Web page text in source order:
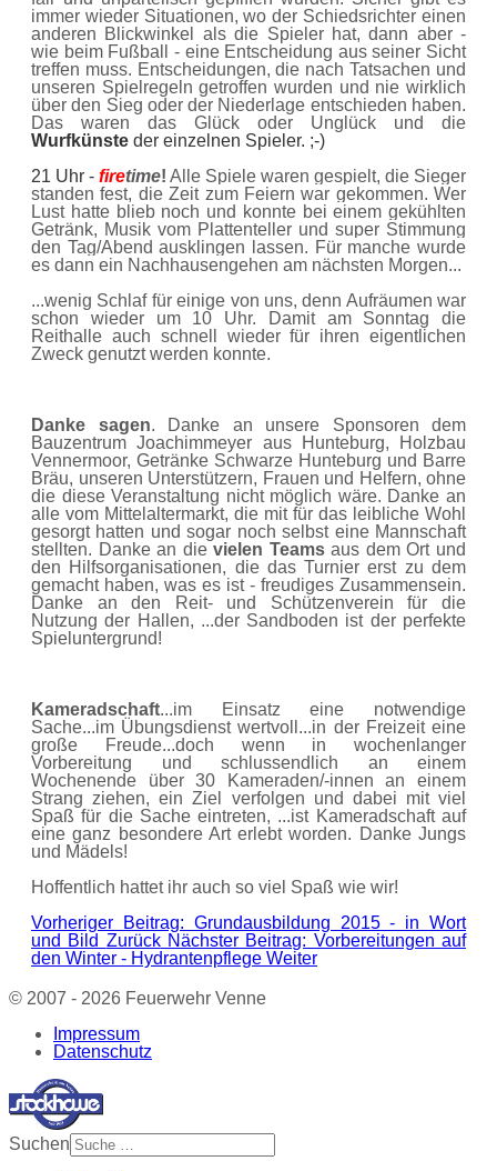
immer wieder Situationen, wo der Schiedsrichter einen
anderen Blickwinkel als die Spieler hat, dann aber -
wie beim Fußball - eine Entscheidung aus seiner Sicht
treffen muss. Entscheidungen, die nach Tatsachen und
unseren Spielregeln getroffen wurden und nie wirklich
über den Sieg oder der Niederlage entschieden haben.
Das waren das Glück oder Unglück und die
Wurfkünste der einzelnen Spieler. ;-)
21 Uhr - firetime! Alle Spiele waren gespielt, die Sieger
standen fest, die Zeit zum Feiern war gekommen. Wer
Lust hatte blieb noch und konnte bei einem gekühlten
Getränk, Musik vom Plattenteller und super Stimmung
den Tag/Abend ausklingen lassen. Für manche wurde
es dann ein Nachhausengehen am nächsten Morgen...
...wenig Schlaf für einige von uns, denn Aufräumen war
schon wieder um 10 Uhr. Damit am Sonntag die
Reithalle auch schnell wieder für ihren eigentlichen
Zweck genutzt werden konnte.
Danke sagen. Danke an unsere Sponsoren dem
Bauzentrum Joachimmeyer aus Hunteburg, Holzbau
Vennermoor, Getränke Schwarze Hunteburg und Barre
Bräu, unseren Unterstützern, Frauen und Helfern, ohne
die diese Veranstaltung nicht möglich wäre. Danke an
alle vom Mittelaltermarkt, die mit für das leibliche Wohl
gesorgt hatten und sogar noch selbst eine Mannschaft
stellten. Danke an dievielen Teamsaus dem Ort und
den Hilfsorganisationen, die das Turnier erst zu dem
gemacht haben, was es ist - freudiges Zusammensein.
Danke an den Reit- und Schützenverein für die
Nutzung der Hallen, ...der Sandboden ist der perfekte
Spieluntergrund!
Kameradschaft...im Einsatz eine notwendige
Sache...im Übungsdienst wertvoll...in der Freizeit eine
große Freude...doch wenn in wochenlanger
Vorbereitung und schlussendlich an einem
Wochenende über 30 Kameraden/-innen an einem
Strang ziehen, ein Ziel verfolgen und dabei mit viel
Spaß für die Sache eintreten, ...ist Kameradschaft auf
eine ganz besondere Art erlebt worden. Danke Jungs
und Mädels!
Hoffentlich hattet ihr auch so viel Spaß wie wir!
Vorheriger Beitrag: Grundausbildung 2015 - in Wort
und Bild Zurück Nächster Beitrag: Vorbereitungen auf
den Winter - Hydrantenpflege Weiter
© 2007 - 2026 Feuerwehr Venne
Impressum
Datenschutz
Suchen